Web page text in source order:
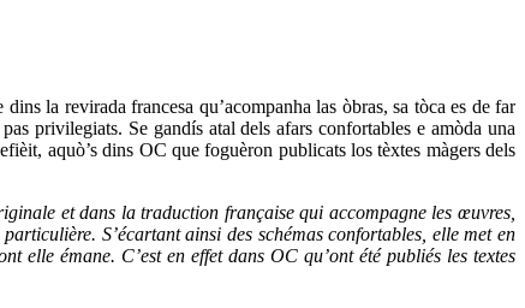
la revirada francesa qu’acompanha las òbras, sa tòca es de far
privilegiats. Se gandís atal dels afars confortables e amòda una
aquò’s dins OC que foguèron publicats los tèxtes màgers dels
et dans la traduction française qui accompagne les œuvres,
S’écartant ainsi des schémas confortables, elle met en
elle émane. C’est en effet dans OC qu’ont été publiés les textes